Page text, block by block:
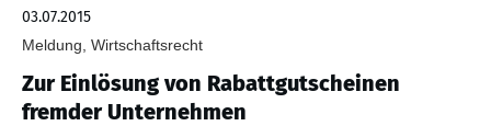
03.07.2015
Meldung, Wirtschaftsrecht
Zur Einlösung von Rabattgutscheinen
fremder Unternehmen